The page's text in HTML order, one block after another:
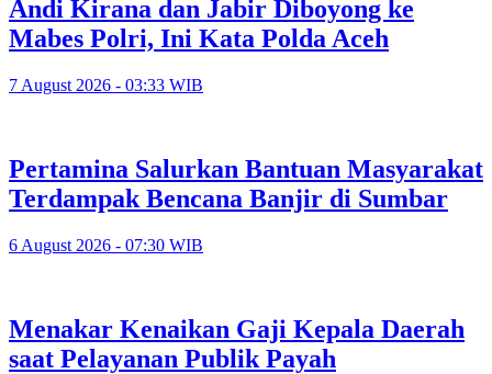
Andi Kirana dan Jabir Diboyong ke
Mabes Polri, Ini Kata Polda Aceh
7 August 2026 - 03:33 WIB
Pertamina Salurkan Bantuan Masyarakat
Terdampak Bencana Banjir di Sumbar
6 August 2026 - 07:30 WIB
Menakar Kenaikan Gaji Kepala Daerah
saat Pelayanan Publik Payah